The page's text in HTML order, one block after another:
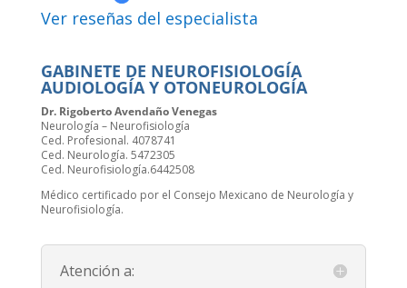
Ver reseñas del especialista
GABINETE DE NEUROFISIOLOGÍA
AUDIOLOGÍA Y OTONEUROLOGÍA
Dr. Rigoberto Avendaño Venegas
Neurología – Neurofisiología
Ced. Profesional. 4078741
Ced. Neurología. 5472305
Ced. Neurofisiología.6442508
Médico certificado por el Consejo Mexicano de Neurología y
Neurofisiología.
Atención a: